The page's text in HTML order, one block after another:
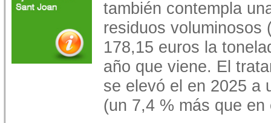
también contempla
residuos voluminosos
178,15 euros la
año que viene. El
se elevó el en 2025 a
(un 7,4 % más que